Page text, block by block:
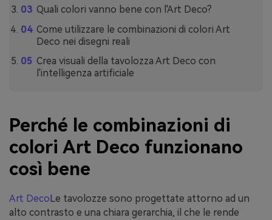
Quali colori vanno bene con l'Art Deco?
Come utilizzare le combinazioni di colori Art
Deco nei disegni reali
Crea visuali della tavolozza Art Deco con
l'intelligenza artificiale
Perché le combinazioni di
colori Art Deco funzionano
così bene
Art Deco Le tavolozze sono progettate attorno ad un
alto contrasto e una chiara gerarchia, il che le rende